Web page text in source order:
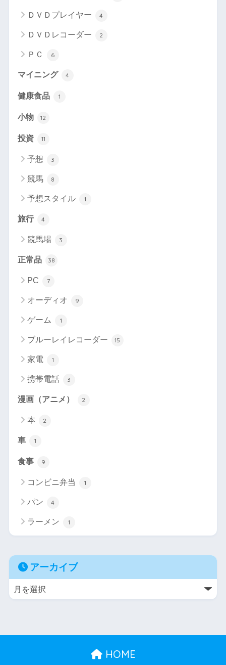
ＤＶＤプレイヤー 4
ＤＶＤレコーダー 2
ＰＣ 6
マイニング 4
健康食品 1
小物 12
投資 11
予想 3
競馬 8
予想スタイル 1
旅行 4
競馬場 3
正常品 38
PC 7
オーディオ 9
ゲーム 1
ブルーレイレコーダー 15
家電 1
携帯電話 3
漫画（アニメ） 2
本 2
車 1
食事 9
コンビニ弁当 1
パン 4
ラーメン 1
アーカイブ
HOME